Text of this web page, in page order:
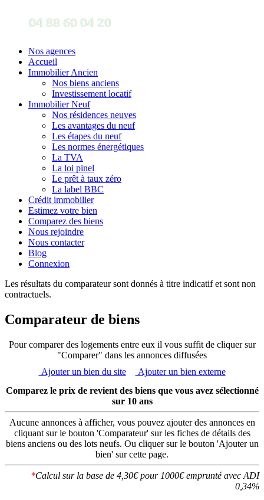
Nos agences
Accueil
Immobilier Ancien
Nos biens anciens
Investissement locatif
Immobilier Neuf
Nos résidences neuves
Les avantages du neuf
Les étapes du neuf
Les normes énergétiques
La TVA
La loi pinel
Le prêt à taux zéro
La label BBC
Crédit immobilier
Estimez votre bien
Comparez des biens
Nous rejoindre
Nous contacter
Blog
Connexion
Les résultats du comparateur sont donnés à titre indicatif et sont non
contractuels.
Comparateur de biens
Pour comparer des logements entre eux il vous suffit de cliquer sur
"Comparer" dans les annonces diffusées
Ajouter un bien du site
Ajouter un bien externe
Comparez le prix de revient des biens que vous avez sélectionné
sur 10 ans
Aucune annonces à afficher, vous pouvez ajouter des annonces en
cliquant sur le bouton 'Comparateur' sur les fiches de détails des
biens anciens ou des lots neufs. Ou cliquer sur le bouton 'Ajouter un
bien' sur cette page.
*Calcul sur la base de 4,30€ pour 1000€ emprunté avec ADI
0,34%